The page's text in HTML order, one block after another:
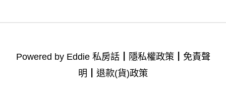
Powered by Eddie 私房話┃ 隱私權政策┃ 免責聲
明
退款(貨)政策